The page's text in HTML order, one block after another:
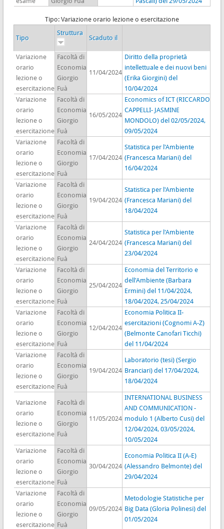
Tipo: Variazione orario lezione o esercitazione
Tipo
Struttura
Scaduto il
Variazione
orario
lezione o
esercitazione
Facoltà di
Economia
Giorgio
Fuà
11/04/2024
Diritto della proprietà
intellettuale e dei nuovi beni
(Erika Giorgini) del
10/04/2024
Variazione
orario
lezione o
esercitazione
Facoltà di
Economia
Giorgio
Fuà
16/05/2024
Economics of ICT (RICCARDO
CAPPELLI- JASMINE
MONDOLO) del 02/05/2024,
09/05/2024
Variazione
orario
lezione o
esercitazione
Facoltà di
Economia
Giorgio
Fuà
17/04/2024
Statistica per l'Ambiente
(Francesca Mariani) del
16/04/2024
Variazione
orario
lezione o
esercitazione
Facoltà di
Economia
Giorgio
Fuà
19/04/2024
Statistica per l'Ambiente
(Francesca Mariani) del
18/04/2024
Variazione
orario
lezione o
esercitazione
Facoltà di
Economia
Giorgio
Fuà
24/04/2024
Statistica per l'Ambiente
(Francesca Mariani) del
23/04/2024
Variazione
orario
lezione o
esercitazione
Facoltà di
Economia
Giorgio
Fuà
25/04/2024
Economia del Territorio e
dell'Ambiente (Barbara
Ermini) del 11/04/2024,
18/04/2024, 25/04/2024
Variazione
orario
lezione o
esercitazione
Facoltà di
Economia
Giorgio
Fuà
12/04/2024
Economia Politica II-
esercitazioni (Cognomi A-Z)
(Belmonte Canofari Ticchi)
del 11/04/2024
Variazione
orario
lezione o
esercitazione
Facoltà di
Economia
Giorgio
Fuà
19/04/2024
Laboratorio (tesi) (Sergio
Branciari) del 17/04/2024,
18/04/2024
Variazione
orario
lezione o
esercitazione
Facoltà di
Economia
Giorgio
Fuà
11/05/2024
INTERNATIONAL BUSINESS
AND COMMUNICATION -
modulo 1 (Alberto Cusi) del
12/04/2024, 03/05/2024,
10/05/2024
Variazione
orario
lezione o
esercitazione
Facoltà di
Economia
Giorgio
Fuà
30/04/2024
Economia Politica II (A-E)
(Alessandro Belmonte) del
29/04/2024
Variazione
orario
lezione o
esercitazione
Facoltà di
Economia
Giorgio
Fuà
09/05/2024
Metodologie Statistiche per
Big Data (Gloria Polinesi) del
01/05/2024